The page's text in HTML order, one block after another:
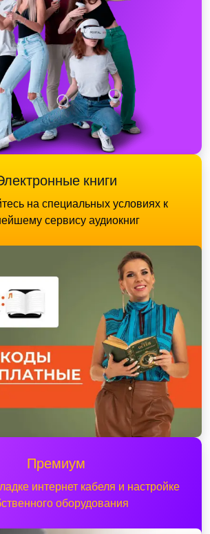
книги
на специальных условиях к
сервису аудиокниг
Премиум
интернет кабеля и настройке
оборудования